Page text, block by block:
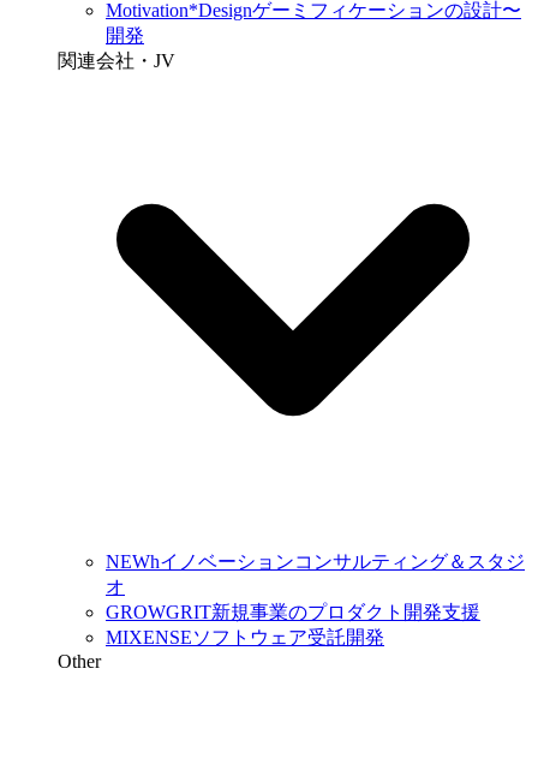
Motivation*Designゲーミフィケーションの設計〜
開発
関連会社・JV
NEWhイノベーションコンサルティング＆スタジ
オ
GROWGRIT新規事業のプロダクト開発支援
MIXENSEソフトウェア受託開発
Other